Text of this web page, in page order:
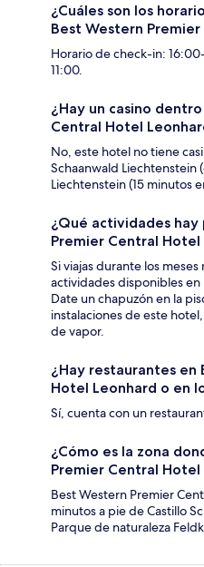
¿Cuáles son los
Best Western
Horario de check-in:
11:00.
¿Hay un casino
Central Hotel
No, este hotel no tiene
Schaanwald Liechtenstein
Liechtenstein (15 minutos
¿Qué actividades hay
Premier Central
Si viajas durante los
actividades disponibles en
Date un chapuzón en la
instalaciones de este
de vapor.
¿Hay restaurantes en
Hotel Leonhard o en
Sí, cuenta con un
¿Cómo es la zona
Premier Central Hotel
Best Western Premier
minutos a pie de Castillo
Parque de naturaleza